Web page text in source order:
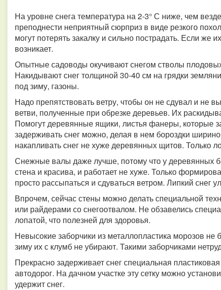
На уровне снега температура на 2-3° С ниже, чем
преподнести неприятный сюрприз в виде резкого
могут потерять закалку и сильно пострадать. Если же
возникает.
Опытные садоводы окучивают снегом стволы
Накидывают снег толщиной 30-40 см на грядки
под зиму, газоны.
Надо препятствовать ветру, чтобы он не сдувал и не
ветви, полученные при обрезке деревьев. Их
Помогут деревянные ящики, листья фанеры, которые
задерживать снег можно, делая в нем бороздки
накапливать снег не хуже деревянных щитов. Только
Снежные валы даже лучше, потому что у деревянных
стена и красива, и работает не хуже. Только
просто рассыпаться и сдуваться ветром. Липкий снег
Впрочем, сейчас стены можно делать специальной
или райдерами со снегоотвалом. Не обзавелись
лопатой, что полезней для здоровья.
Невысокие заборчики из металлопластика морозов не
зиму их с клумб не убирают. Такими заборчиками
Прекрасно задерживает снег специальная
автодорог. На дачном участке эту сетку можно
удержит снег.